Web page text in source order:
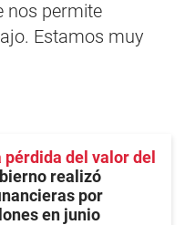
nos permite
Estamos muy
del valor del
realizó
por
en junio